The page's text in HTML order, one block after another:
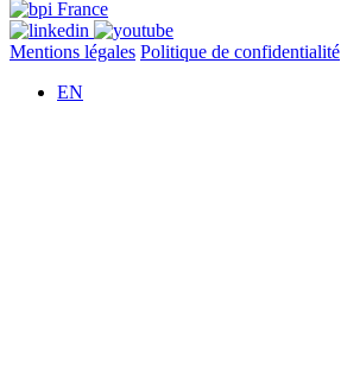
Mentions légales Politique de confidentialité
EN